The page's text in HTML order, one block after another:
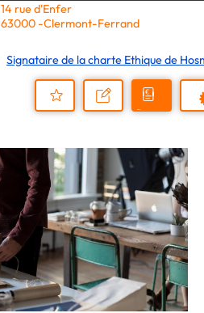
14 rue d'Enfer
63000 -Clermont-Ferrand
Signataire de la charte Ethique de
au
dossier
Nous
Demander